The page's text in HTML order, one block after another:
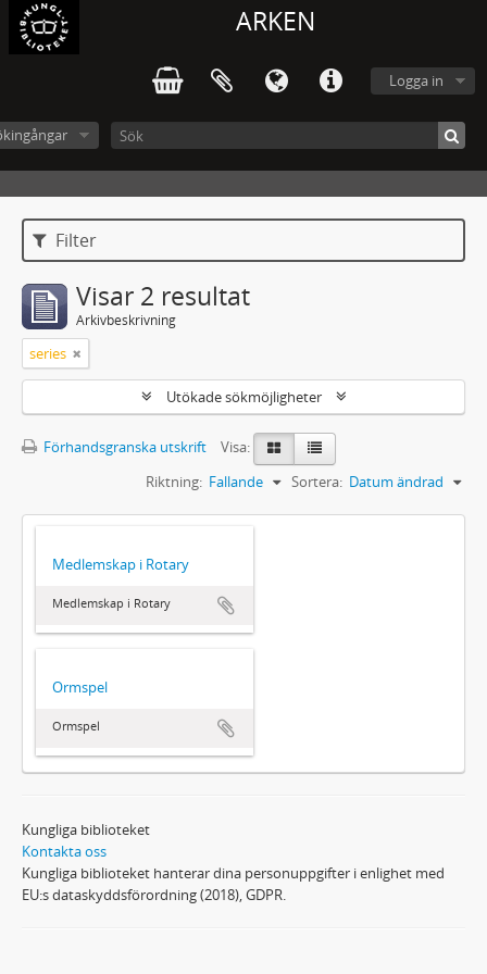
ARKEN
Logga in
Filter
Visar 2 resultat
Arkivbeskrivning
series
Utökade sökmöjligheter
Förhandsgranska utskrift
Visa:
Sortera: Datum ändrad
Riktning: Fallande
Medlemskap i Rotary
Medlemskap i Rotary
Ormspel
Ormspel
Kungliga biblioteket
Kontakta oss
Kungliga biblioteket hanterar dina personuppgifter i enlighet med
EU:s dataskyddsförordning (2018), GDPR.